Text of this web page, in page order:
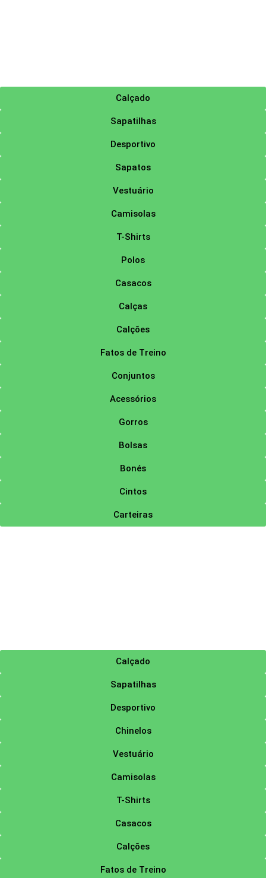
Calçado
Sapatilhas
Desportivo
Sapatos
Vestuário
Camisolas
T-Shirts
Polos
Casacos
Calças
Calções
Fatos de Treino
Conjuntos
Acessórios
Gorros
Bolsas
Bonés
Cintos
Carteiras
Calçado
Sapatilhas
Desportivo
Chinelos
Vestuário
Camisolas
T-Shirts
Casacos
Calções
Fatos de Treino